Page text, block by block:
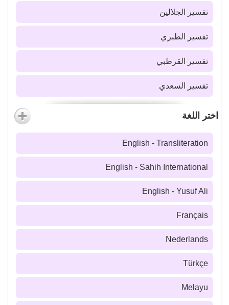
تفسير الجلالين
تفسير الطبري
تفسير القرطبي
تفسير السعدي
اختر اللغة
English - Transliteration
English - Sahih International
English - Yusuf Ali
Français
Nederlands
Türkçe
Melayu